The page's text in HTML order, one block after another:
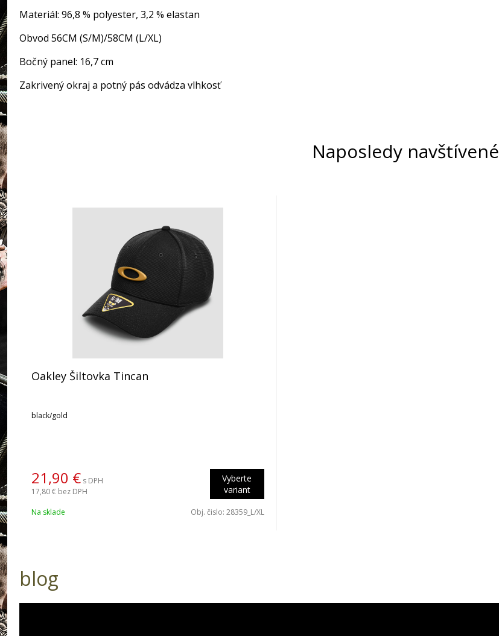
Materiál: 96,8 % polyester, 3,2 % elastan
Obvod 56CM (S/M)/58CM (L/XL)
Bočný panel: 16,7 cm
Zakrivený okraj a potný pás odvádza vlhkosť
Naposledy navštívené
Oakley Šiltovka Tincan
black/gold
21,90 € s DPH
17,80 € bez DPH
Vyberte
variant
Na sklade Obj. čislo: 28359_L/XL
blog